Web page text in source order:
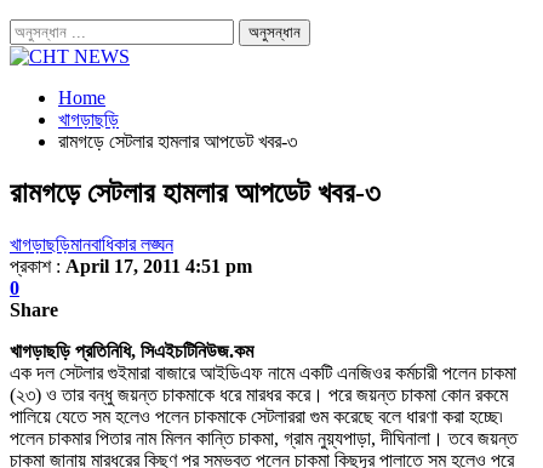
Home
খাগড়াছড়ি
রামগড়ে সেটলার হামলার আপডেট খবর-৩
রামগড়ে সেটলার হামলার আপডেট খবর-৩
খাগড়াছড়িমানবাধিকার লঙ্ঘন
প্রকাশ : April 17, 2011 4:51 pm
0
Share
খাগড়াছড়ি প্রতিনিধি, সিএইচটিনিউজ.কম
এক দল সেটলার গুইমারা বাজারে আইডিএফ নামে একটি এনজিওর কর্মচারী পলেন চাকমা
(২৩) ও তার বন্ধু জয়ন্ত চাকমাকে ধরে মারধর করে। পরে জয়ন্ত চাকমা কোন রকমে
পালিয়ে যেতে সম হলেও পলেন চাকমাকে সেটলাররা গুম করেছে বলে ধারণা করা হচ্ছে৷
পলেন চাকমার পিতার নাম মিলন কান্তি চাকমা, গ্রাম নুয়্যপাড়া,দীঘিনালা। তবে জয়ন্ত
চাকমা জানায় মারধরের কিছুণ পর সম্ভবত পলেন চাকমা কিছুদূর পালাতে সম হলেও পরে